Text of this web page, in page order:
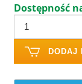
Dostępność
DODAJ